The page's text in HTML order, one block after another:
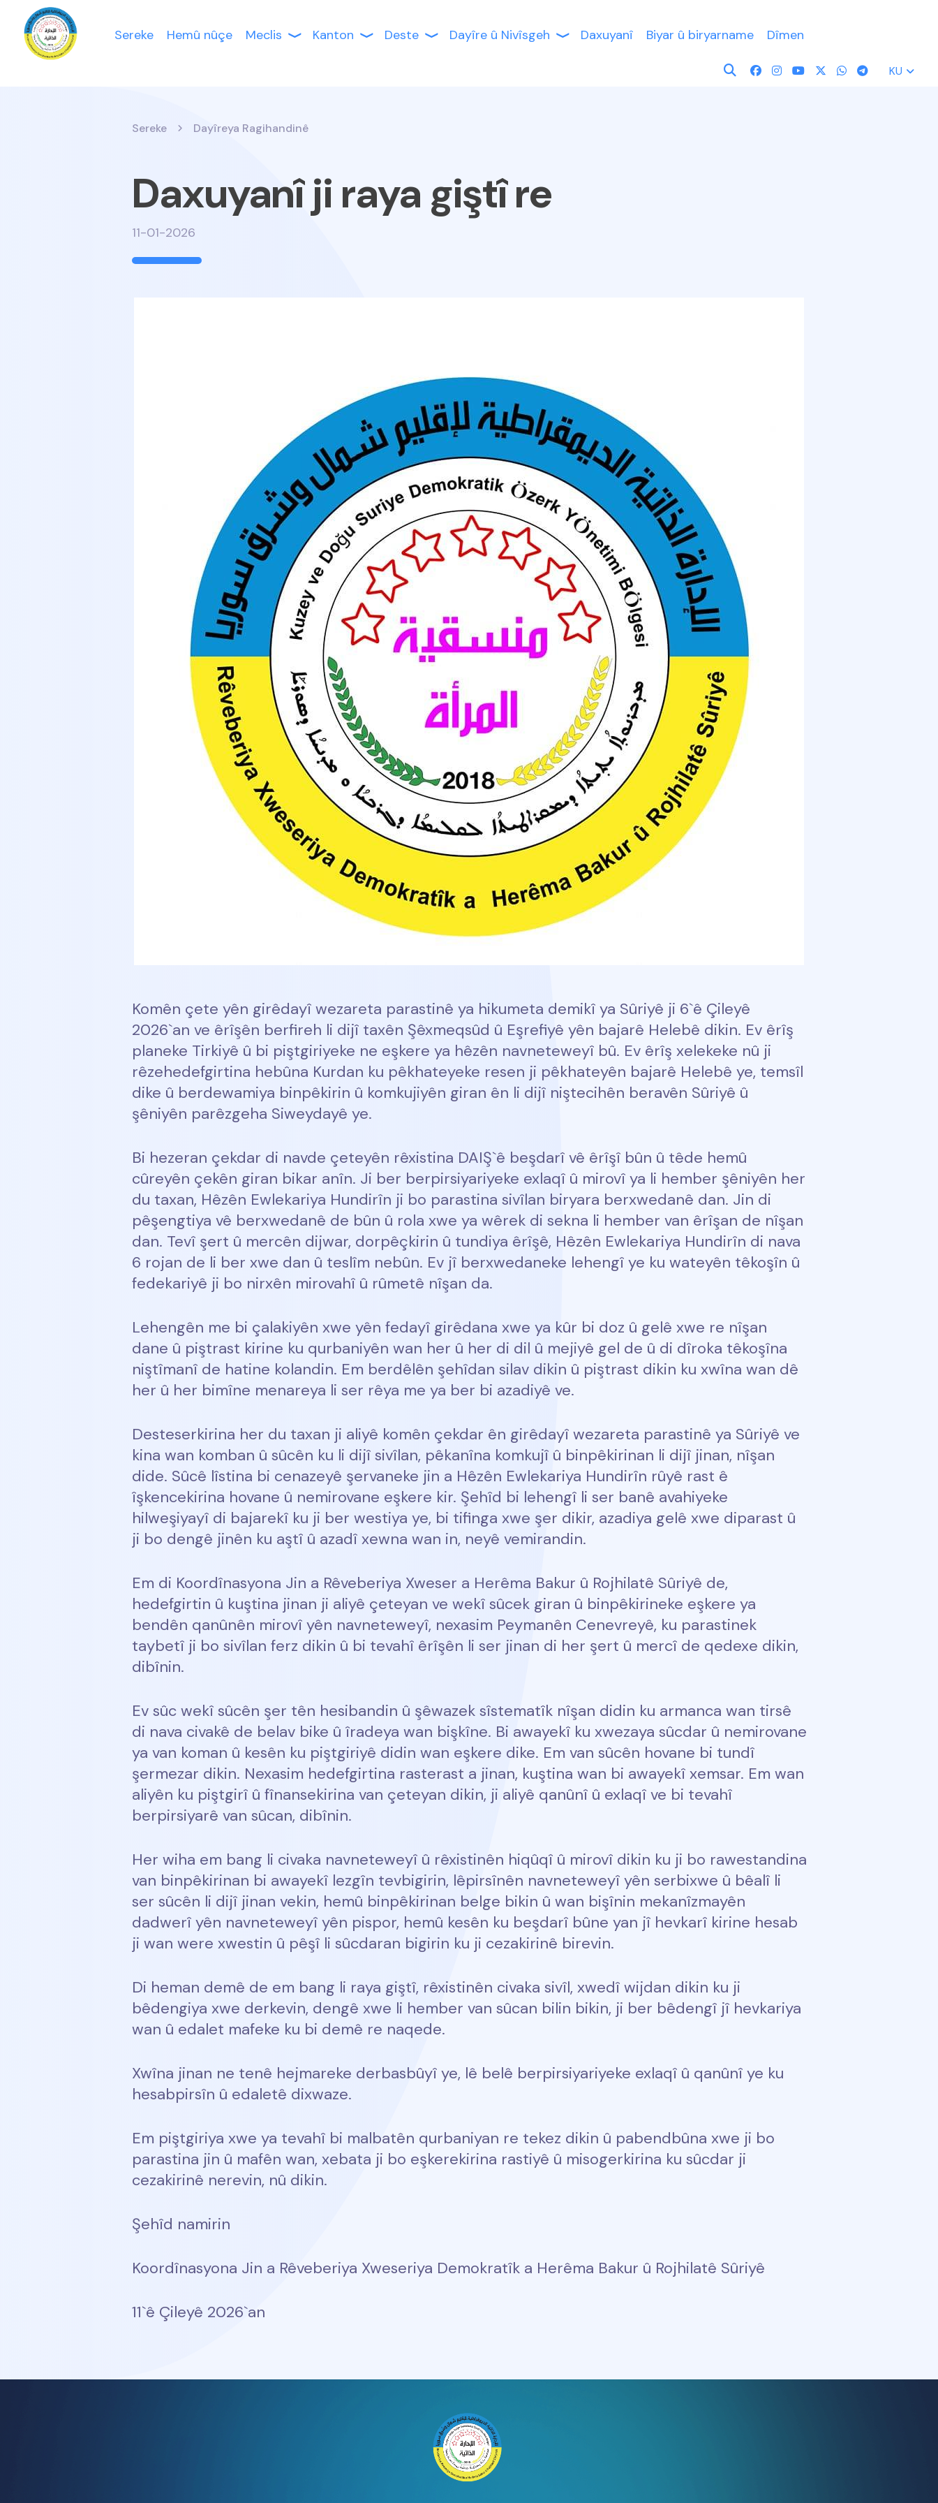
Sereke Hemû nûçe Meclis Kanton Deste Dayîre û Nivîsgeh Daxuyanî Biyar û biryarname Dîmen
KU
Sereke Dayîreya Ragihandinê
Daxuyanî ji raya giştî re
11-01-2026
Komên çete yên girêdayî wezareta parastinê ya hikumeta demikî ya Sûriyê ji 6`ê Çileyê
2026`an ve êrîşên berfireh li dijî taxên Şêxmeqsûd û Eşrefiyê yên bajarê Helebê dikin. Ev êrîş
planeke Tirkiyê û bi piştgiriyeke ne eşkere ya hêzên navneteweyî bû. Ev êrîş xelekeke nû ji
rêzehedefgirtina hebûna Kurdan ku pêkhateyeke resen ji pêkhateyên bajarê Helebê ye, temsîl
dike û berdewamiya binpêkirin û komkujiyên giran ên li dijî niştecihên beravên Sûriyê û
şêniyên parêzgeha Siweydayê ye.
Bi hezeran çekdar di navde çeteyên rêxistina DAIŞ`ê beşdarî vê êrîşî bûn û têde hemû
cûreyên çekên giran bikar anîn. Ji ber berpirsiyariyeke exlaqî û mirovî ya li hember şêniyên her
du taxan, Hêzên Ewlekariya Hundirîn ji bo parastina sivîlan biryara berxwedanê dan. Jin di
pêşengtiya vê berxwedanê de bûn û rola xwe ya wêrek di sekna li hember van êrîşan de nîşan
dan. Tevî şert û mercên dijwar, dorpêçkirin û tundiya êrîşê, Hêzên Ewlekariya Hundirîn di nava
6 rojan de li ber xwe dan û teslîm nebûn. Ev jî berxwedaneke lehengî ye ku wateyên têkoşîn û
fedekariyê ji bo nirxên mirovahî û rûmetê nîşan da.
Lehengên me bi çalakiyên xwe yên fedayî girêdana xwe ya kûr bi doz û gelê xwe re nîşan
dane û piştrast kirine ku qurbaniyên wan her û her di dil û mejiyê gel de û di dîroka têkoşîna
niştîmanî de hatine kolandin. Em berdêlên şehîdan silav dikin û piştrast dikin ku xwîna wan dê
her û her bimîne menareya li ser rêya me ya ber bi azadiyê ve.
Desteserkirina her du taxan ji aliyê komên çekdar ên girêdayî wezareta parastinê ya Sûriyê ve
kina wan komban û sûcên ku li dijî sivîlan, pêkanîna komkujî û binpêkirinan li dijî jinan, nîşan
dide. Sûcê lîstina bi cenazeyê şervaneke jin a Hêzên Ewlekariya Hundirîn rûyê rast ê
îşkencekirina hovane û nemirovane eşkere kir. Şehîd bi lehengî li ser banê avahiyeke
hilweşiyayî di bajarekî ku ji ber westiya ye, bi tifinga xwe şer dikir, azadiya gelê xwe diparast û
ji bo dengê jinên ku aştî û azadî xewna wan in, neyê vemirandin.
Em di Koordînasyona Jin a Rêveberiya Xweser a Herêma Bakur û Rojhilatê Sûriyê de,
hedefgirtin û kuştina jinan ji aliyê çeteyan ve wekî sûcek giran û binpêkirineke eşkere ya
bendên qanûnên mirovî yên navneteweyî, nexasim Peymanên Cenevreyê, ku parastinek
taybetî ji bo sivîlan ferz dikin û bi tevahî êrîşên li ser jinan di her şert û mercî de qedexe dikin,
dibînin.
Ev sûc wekî sûcên şer tên hesibandin û şêwazek sîstematîk nîşan didin ku armanca wan tirsê
di nava civakê de belav bike û îradeya wan bişkîne. Bi awayekî ku xwezaya sûcdar û nemirovane
ya van koman û kesên ku piştgiriyê didin wan eşkere dike. Em van sûcên hovane bi tundî
şermezar dikin. Nexasim hedefgirtina rasterast a jinan, kuştina wan bi awayekî xemsar. Em wan
aliyên ku piştgirî û fînansekirina van çeteyan dikin, ji aliyê qanûnî û exlaqî ve bi tevahî
berpirsiyarê van sûcan, dibînin.
Her wiha em bang li civaka navneteweyî û rêxistinên hiqûqî û mirovî dikin ku ji bo rawestandina
van binpêkirinan bi awayekî lezgîn tevbigirin, lêpirsînên navneteweyî yên serbixwe û bêalî li
ser sûcên li dijî jinan vekin, hemû binpêkirinan belge bikin û wan bişînin mekanîzmayên
dadwerî yên navneteweyî yên pispor, hemû kesên ku beşdarî bûne yan jî hevkarî kirine hesab
ji wan were xwestin û pêşî li sûcdaran bigirin ku ji cezakirinê birevin.
Di heman demê de em bang li raya giştî, rêxistinên civaka sivîl, xwedî wijdan dikin ku ji
bêdengiya xwe derkevin, dengê xwe li hember van sûcan bilin bikin, ji ber bêdengî jî hevkariya
wan û edalet mafeke ku bi demê re naqede.
Xwîna jinan ne tenê hejmareke derbasbûyî ye, lê belê berpirsiyariyeke exlaqî û qanûnî ye ku
hesabpirsîn û edaletê dixwaze.
Em piştgiriya xwe ya tevahî bi malbatên qurbaniyan re tekez dikin û pabendbûna xwe ji bo
parastina jin û mafên wan, xebata ji bo eşkerekirina rastiyê û misogerkirina ku sûcdar ji
cezakirinê nerevin, nû dikin.
Şehîd namirin
Koordînasyona Jin a Rêveberiya Xweseriya Demokratîk a Herêma Bakur û Rojhilatê Sûriyê
11`ê Çileyê 2026`an